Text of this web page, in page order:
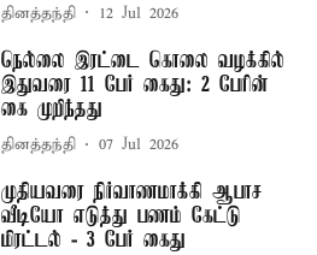
தினத்தந்தி 12 Jul 2026
நெல்லை இரட்டை கொலை வழக்கில்
இதுவரை 11 பேர் கைது: 2 பேரின்
கை முறிந்தது
தினத்தந்தி 07 Jul 2026
முதியவரை நிர்வாணமாக்கி ஆபாச
வீடியோ எடுத்து பணம் கேட்டு
மிரட்டல் - 3 பேர் கைது